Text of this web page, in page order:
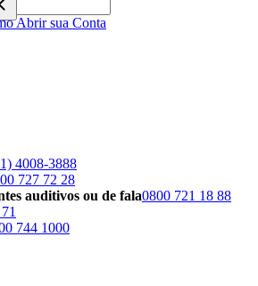
Abrir sua Conta
4008-3888
727 72 28
auditivos ou de fala0800 721 18 88
744 1000